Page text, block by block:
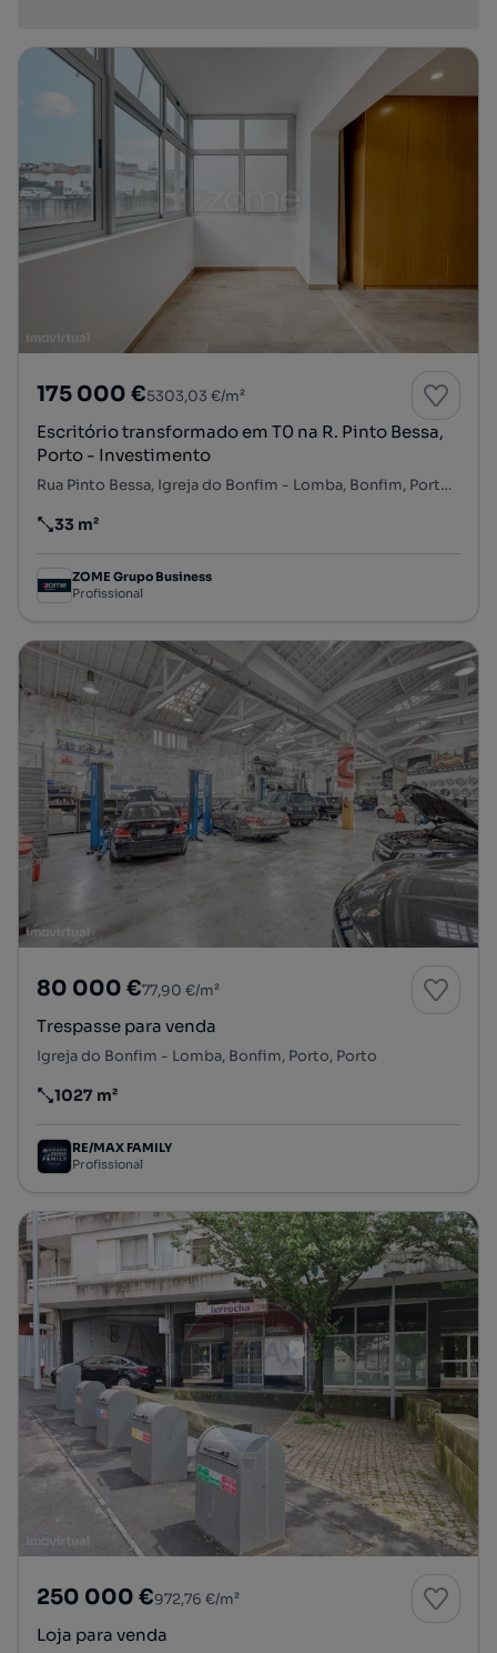
175 000 €5303,03 €/m²
Escritório transformado em T0 na R. Pinto Bessa,
Porto - Investimento
Rua Pinto Bessa, Igreja do Bonfim - Lomba, Bonfim, Porto, Porto
Preço por metro quadrado
33 m²
ZOME Grupo Business
Profissional
80 000 €77,90 €/m²
Trespasse para venda
Igreja do Bonfim - Lomba, Bonfim, Porto, Porto
Preço por metro quadrado
1027 m²
RE/MAX FAMILY
Profissional
250 000 €972,76 €/m²
Loja para venda